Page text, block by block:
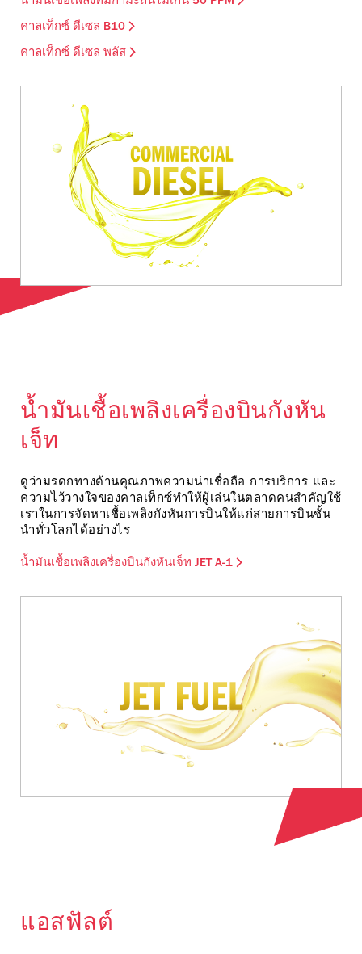
คาลเท็กซ์ ดีเซล B10
คาลเท็กซ์ ดีเซล พลัส
น้ำมันเชื้อเพลิงเครื่องบินกังหัน
เจ็ท
ดูว่ามรดกทางด้านคุณภาพความน่าเชื่อถือ การบริการ และ
ความไว้วางใจของคาลเท็กซ์ทำให้ผู้เล่นในตลาดคนสำคัญใช้
เราในการจัดหาเชื้อเพลิงกังหันการบินให้แก่สายการบินชั้น
นำทั่วโลกได้อย่างไร
น้ำมันเชื้อเพลิงเครื่องบินกังหันเจ็ท JET A-1
แอสฟัลต์